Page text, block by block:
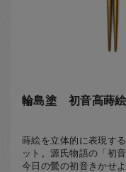
輪島塗 初音高蒔
蒔絵を立体的に表現す
ット。源氏物語の「初
今日の鶯の初音きかせ